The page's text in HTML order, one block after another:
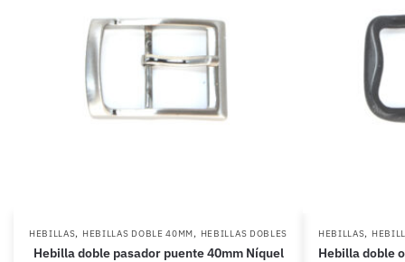
HEBILLAS, HEBILLAS DOBLE 40MM, HEBILLAS DOBLES
Hebilla doble pasador puente 40mm Níquel
HEBILLAS,
Hebilla doble